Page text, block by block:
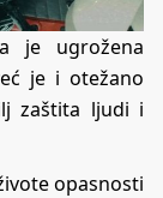
je ugrožena
je i otežano
zaštita ljudi i
opasnosti